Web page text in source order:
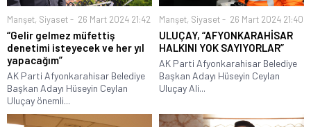
Manşet, Siyaset 26 Mart 2024 21:42
“Gelir gelmez müfettiş
denetimi isteyecek ve her yıl
yapacağım”
AK Parti Afyonkarahisar Belediye
Başkan Adayı Hüseyin Ceylan
Uluçay önemli...
Manşet, Siyaset 26 Mart 2024 21:40
ULUÇAY, “AFYONKARAHİSAR
HALKINI YOK SAYIYORLAR”
AK Parti Afyonkarahisar Belediye
Başkan Adayı Hüseyin Ceylan
Uluçay Ali...